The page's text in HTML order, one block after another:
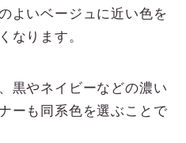
よいベージュに近い色を
なります。
黒やネイビーなどの濃い
ーも同系色を選ぶことで